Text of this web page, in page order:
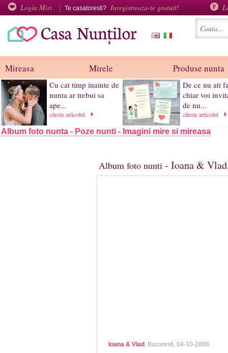
Login Miri Te casatoresti? Inregistreaza-te gratuit!
Mireasa Mirele Produse nunta
Cu cat timp inainte de
nunta ar trebui sa
ape...
citeste articolul
De ce nu ati
chiar voi
de nu...
citeste articolul
Album foto nunta - Poze nunti - Imagini mire si mireasa
Album foto nunti - Ioana &
Ioana & Vlad , Bucuresti, 04-10-2008